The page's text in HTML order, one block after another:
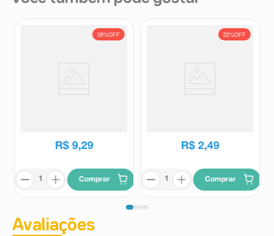
38%OFF
R$ 9,29
Comprar
22%OFF
R$ 2,49
Comprar
Avaliações